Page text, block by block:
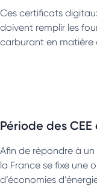
Ces certificats
doivent remplir les
carburant en matière
Période des
Afin de répondre à
la France se fixe une
d’économies